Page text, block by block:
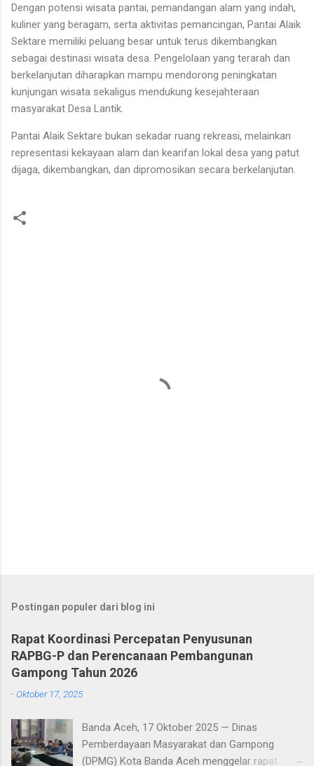
Dengan potensi wisata pantai, pemandangan alam yang indah,
kuliner yang beragam, serta aktivitas pemancingan, Pantai Alaik
Sektare memiliki peluang besar untuk terus dikembangkan
sebagai destinasi wisata desa. Pengelolaan yang terarah dan
berkelanjutan diharapkan mampu mendorong peningkatan
kunjungan wisata sekaligus mendukung kesejahteraan
masyarakat Desa Lantik.
Pantai Alaik Sektare bukan sekadar ruang rekreasi, melainkan
representasi kekayaan alam dan kearifan lokal desa yang patut
dijaga, dikembangkan, dan dipromosikan secara berkelanjutan.
Postingan populer dari blog ini
Rapat Koordinasi Percepatan Penyusunan
RAPBG-P dan Perencanaan Pembangunan
Gampong Tahun 2026
-Oktober 17, 2025
Banda Aceh, 17 Oktober 2025 — Dinas
Pemberdayaan Masyarakat dan Gampong
(DPMG) Kota Banda Aceh menggelar rapat